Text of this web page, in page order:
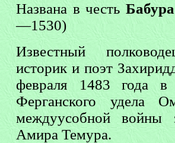
Названа в честь Бабура
—1530)
Известный
историк и поэт
февраля 1483 года в
Ферганского удела
междуусобной войны
Амира Темура.